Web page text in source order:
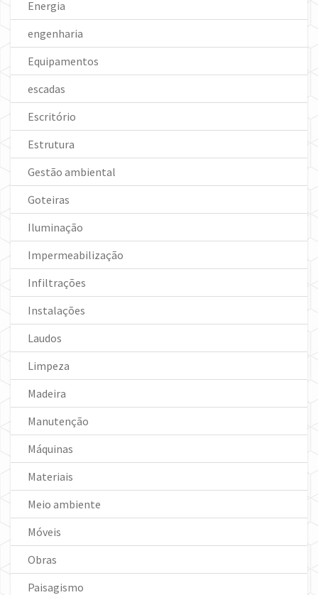
Energia
engenharia
Equipamentos
escadas
Escritório
Estrutura
Gestão ambiental
Goteiras
Iluminação
Impermeabilização
Infiltrações
Instalações
Laudos
Limpeza
Madeira
Manutenção
Máquinas
Materiais
Meio ambiente
Móveis
Obras
Paisagismo